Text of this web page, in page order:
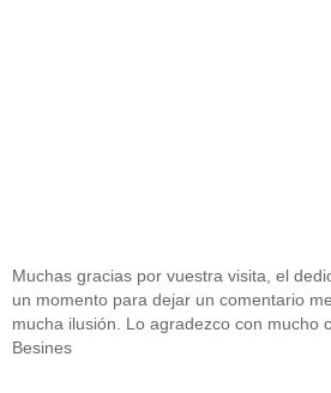
Muchas gracias por vuestra visita, el
un momento para dejar un comentario
mucha ilusión. Lo agradezco con mucho
Besines